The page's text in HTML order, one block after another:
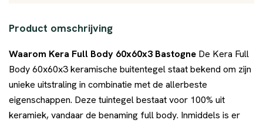
Product omschrijving
Waarom Kera Full Body 60x60x3 Bastogne De Kera Full
Body 60x60x3 keramische buitentegel staat bekend om zijn
unieke uitstraling in combinatie met de allerbeste
eigenschappen. Deze tuintegel bestaat voor 100% uit
keramiek, vandaar de benaming full body. Inmiddels is er